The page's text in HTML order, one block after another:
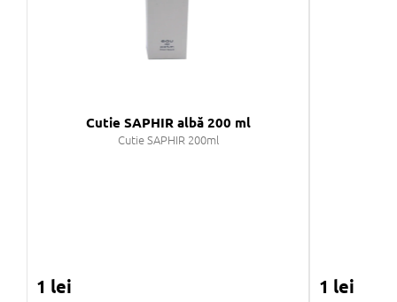
Cutie SAPHIR albă 200 ml
Cutie SAPHIR 200ml
1 lei 1 lei